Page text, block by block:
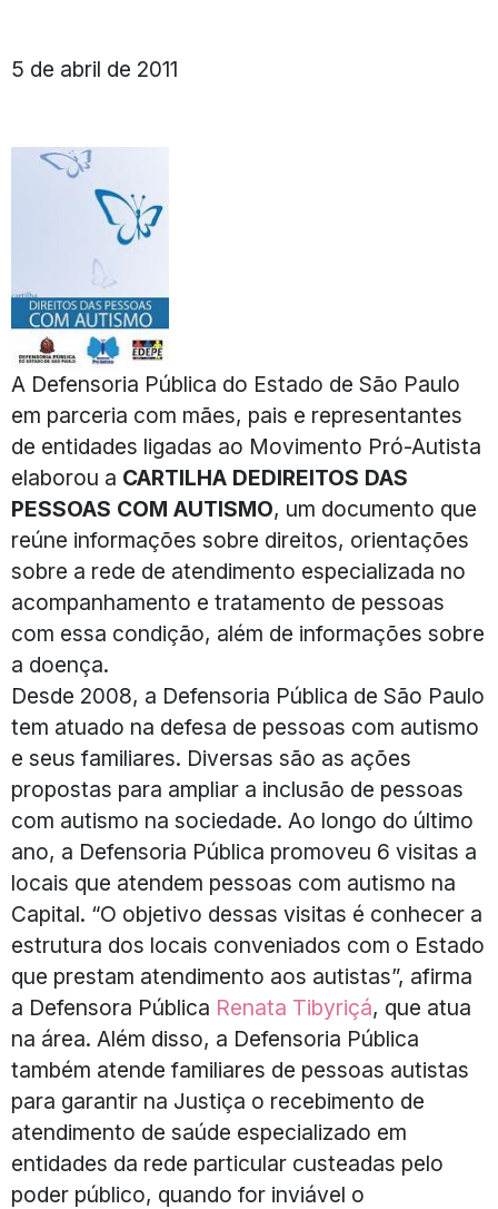
5 de abril de 2011
A Defensoria Pública do Estado de São Paulo
em parceria com mães, pais e representantes
de entidades ligadas ao Movimento Pró-Autista
elaborou a CARTILHA DEDIREITOS DAS
PESSOAS COM AUTISMO, um documento que
reúne informações sobre direitos, orientações
sobre a rede de atendimento especializada no
acompanhamento e tratamento de pessoas
com essa condição, além de informações sobre
a doença.
Desde 2008, a Defensoria Pública de São Paulo
tem atuado na defesa de pessoas com autismo
e seus familiares. Diversas são as ações
propostas para ampliar a inclusão de pessoas
com autismo na sociedade. Ao longo do último
ano, a Defensoria Pública promoveu 6 visitas a
locais que atendem pessoas com autismo na
Capital. “O objetivo dessas visitas é conhecer a
estrutura dos locais conveniados com o Estado
que prestam atendimento aos autistas”, afirma
a Defensora Pública Renata Tibyriçá, que atua
na área. Além disso, a Defensoria Pública
também atende familiares de pessoas autistas
para garantir na Justiça o recebimento de
atendimento de saúde especializado em
entidades da rede particular custeadas pelo
poder público, quando for inviável o